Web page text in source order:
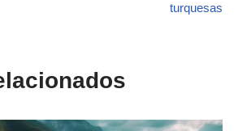
turquesas